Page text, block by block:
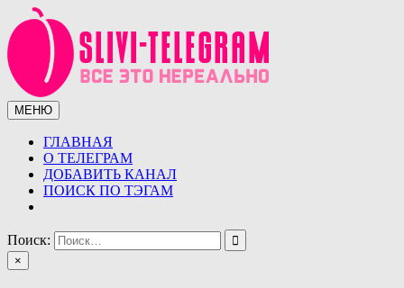
Перейти
к
содержимому
Сливы телеграмм (telegram)
Сливы ТГ (telegram) от курсов до слив знаменитостей.
Уникальная база слив ТГ
МЕНЮ
ГЛАВНАЯ
О ТЕЛЕГРАМ
ДОБАВИТЬ КАНАЛ
ПОИСК ПО ТЭГАМ
Поиск:
×